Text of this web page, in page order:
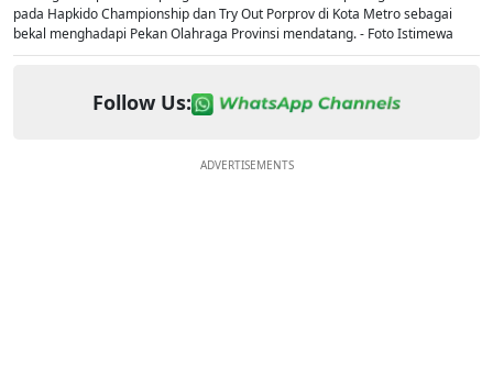
pada Hapkido Championship dan Try Out Porprov di Kota Metro sebagai
bekal menghadapi Pekan Olahraga Provinsi mendatang. - Foto Istimewa
Follow Us:
ADVERTISEMENTS